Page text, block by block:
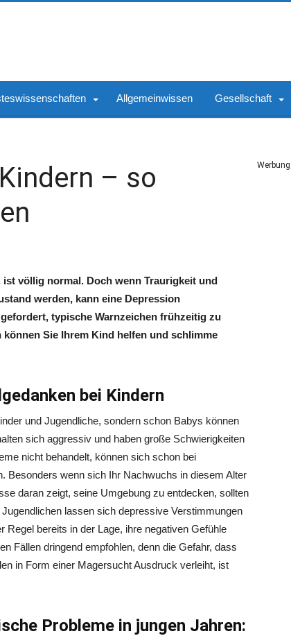
Allgemeinwissen Gesellschaft
– so
Werbung
völlig normal. Doch wenn Traurigkeit und
werden, kann eine Depression
typische Warnzeichen frühzeitig zu
Sie Ihrem Kind helfen und schlimme
bei Kindern
und Jugendliche, sondern schon Babys können
sich aggressiv und haben große Schwierigkeiten
nicht behandelt, können sich schon bei
Besonders wenn sich Ihr Nachwuchs in diesem Alter
daran zeigt, seine Umgebung zu entdecken, sollten
lassen sich depressive Verstimmungen
bereits in der Lage, ihre negativen Gefühle
Fällen dringend empfohlen, denn die Gefahr, dass
in Form einer Magersucht Ausdruck verleiht, ist
Probleme in jungen Jahren: